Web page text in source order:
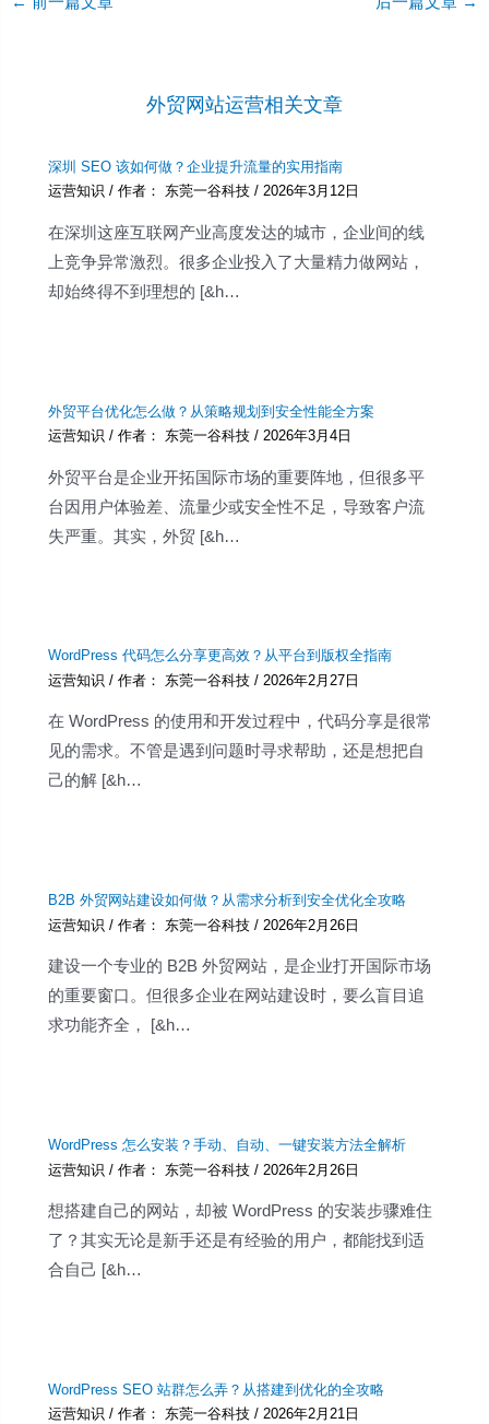
外贸网站运营相关文章
深圳 SEO 该如何做？企业提升流量的实用指南
运营知识 / 作者： 东莞一谷科技/2026年3月12日
在深圳这座互联网产业高度发达的城市，企业间的线
上竞争异常激烈。很多企业投入了大量精力做网站，
却始终得不到理想的 [&h…
外贸平台优化怎么做？从策略规划到安全性能全方案
运营知识 / 作者： 东莞一谷科技/ 2026年3月4日
外贸平台是企业开拓国际市场的重要阵地，但很多平
台因用户体验差、流量少或安全性不足，导致客户流
失严重。其实，外贸 [&h…
WordPress 代码怎么分享更高效？从平台到版权全指南
运营知识 / 作者： 东莞一谷科技/ 2026年2月27日
在 WordPress 的使用和开发过程中，代码分享是很常
见的需求。不管是遇到问题时寻求帮助，还是想把自
己的解 [&h…
B2B 外贸网站建设如何做？从需求分析到安全优化全攻略
运营知识 / 作者： 东莞一谷科技/ 2026年2月26日
建设一个专业的 B2B 外贸网站，是企业打开国际市场
的重要窗口。但很多企业在网站建设时，要么盲目追
求功能齐全， [&h…
WordPress 怎么安装？手动、自动、一键安装方法全解析
运营知识 / 作者： 东莞一谷科技/ 2026年2月26日
想搭建自己的网站，却被 WordPress 的安装步骤难住
了？其实无论是新手还是有经验的用户，都能找到适
合自己 [&h…
WordPress SEO 站群怎么弄？从搭建到优化的全攻略
运营知识 / 作者： 东莞一谷科技/2026年2月21日